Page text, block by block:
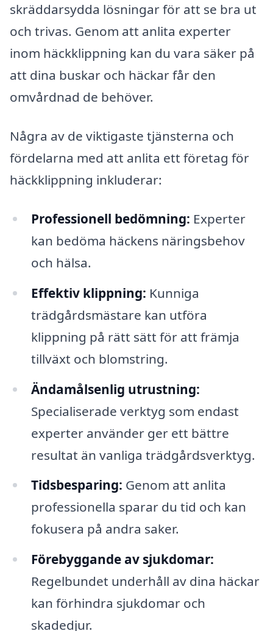
skräddarsydda lösningar för att se bra ut
och trivas. Genom att anlita experter
inom häckklippning kan du vara säker på
att dina buskar och häckar får den
omvårdnad de behöver.
Några av de viktigaste tjänsterna och
fördelarna med att anlita ett företag för
häckklippning inkluderar:
Professionell bedömning: Experter
kan bedöma häckens näringsbehov
och hälsa.
Effektiv klippning: Kunniga
trädgårdsmästare kan utföra
klippning på rätt sätt för att främja
tillväxt och blomstring.
Ändamålsenlig utrustning:
Specialiserade verktyg som endast
experter använder ger ett bättre
resultat än vanliga trädgårdsverktyg.
Tidsbesparing: Genom att anlita
professionella sparar du tid och kan
fokusera på andra saker.
Förebyggande av sjukdomar:
Regelbundet underhåll av dina häckar
kan förhindra sjukdomar och
skadedjur.